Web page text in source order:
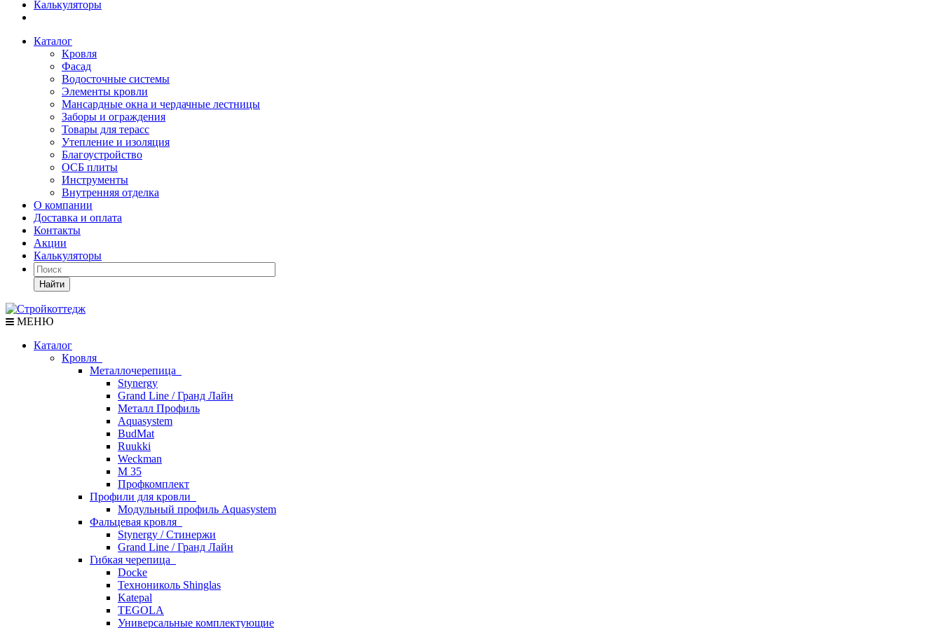
Калькуляторы
Каталог
Кровля
Фасад
Водосточные системы
Элементы кровли
Мансардные окна и чердачные лестницы
Заборы и ограждения
Товары для терасс
Утепление и изоляция
Благоустройство
ОСБ плиты
Инструменты
Внутренняя отделка
О компании
Доставка и оплата
Контакты
Акции
Калькуляторы
Найти
МЕНЮ
Каталог
Кровля
Металлочерепица
Stynergy
Grand Line / Гранд Лайн
Металл Профиль
Aquasystem
BudMat
Ruukki
Weckman
М 35
Профкомплект
Профили для кровли
Модульный профиль Aquasystem
Фальцевая кровля
Stynergy / Стинержи
Grand Line / Гранд Лайн
Гибкая черепица
Docke
Технониколь Shinglas
Katepal
TEGOLA
Универсальные комплектующие